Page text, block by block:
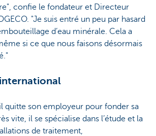
confie le fondateur et Directeur
"Je suis entré un peu par hasard
d’eau minérale. Cela a
si ce que nous faisons désormais
quitte son employeur pour fonder sa
vite, il se spécialise dans l’étude et la
de traitement,